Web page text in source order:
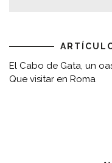
El Cabo de Gata, un
Que visitar en Roma